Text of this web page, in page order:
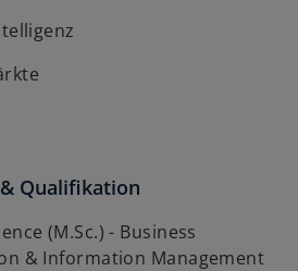
Qualifikation
(M.Sc.) - Business
& Information Management